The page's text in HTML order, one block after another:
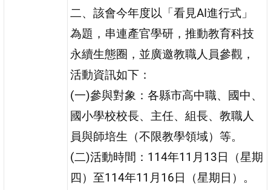
二、該會今年度以「看見AI進行式」
為題，串連產官學研，推動教育科技
永續生態圈，並廣邀教職人員參觀，
活動資訊如下：
(一)參與對象：各縣市高中職、國中、
國小學校校長、主任、組長、教職人
員與師培生（不限教學領域）等。
(二)活動時間：114年11月13日（星期
四）至114年11月16日（星期日）。